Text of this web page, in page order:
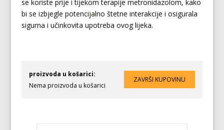
se koriste prije i tijekom terapije metronidazolom, kako
bi se izbjegle potencijalno štetne interakcije i osigurala
sigurna i učinkovita upotreba ovog lijeka.
proizvoda u košarici:
Nema proizvoda u košarici